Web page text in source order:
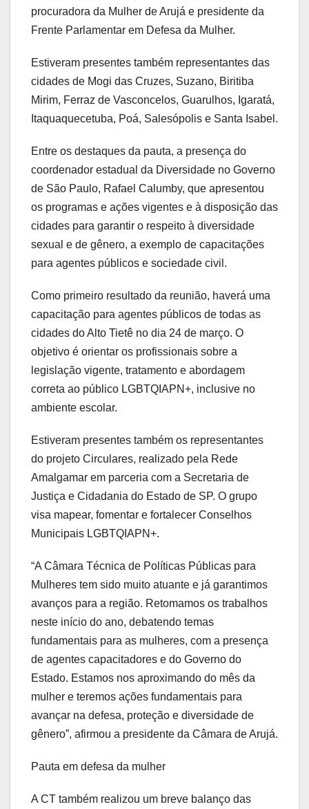
procuradora da Mulher de Arujá e presidente da
Frente Parlamentar em Defesa da Mulher.
Estiveram presentes também representantes das
cidades de Mogi das Cruzes, Suzano, Biritiba
Mirim, Ferraz de Vasconcelos, Guarulhos, Igaratá,
Itaquaquecetuba, Poá, Salesópolis e Santa Isabel.
Entre os destaques da pauta, a presença do
coordenador estadual da Diversidade no Governo
de São Paulo, Rafael Calumby, que apresentou
os programas e ações vigentes e à disposição das
cidades para garantir o respeito à diversidade
sexual e de gênero, a exemplo de capacitações
para agentes públicos e sociedade civil.
Como primeiro resultado da reunião, haverá uma
capacitação para agentes públicos de todas as
cidades do Alto Tietê no dia 24 de março. O
objetivo é orientar os profissionais sobre a
legislação vigente, tratamento e abordagem
correta ao público LGBTQIAPN+, inclusive no
ambiente escolar.
Estiveram presentes também os representantes
do projeto Circulares, realizado pela Rede
Amalgamar em parceria com a Secretaria de
Justiça e Cidadania do Estado de SP. O grupo
visa mapear, fomentar e fortalecer Conselhos
Municipais LGBTQIAPN+.
“A Câmara Técnica de Políticas Públicas para
Mulheres tem sido muito atuante e já garantimos
avanços para a região. Retomamos os trabalhos
neste início do ano, debatendo temas
fundamentais para as mulheres, com a presença
de agentes capacitadores e do Governo do
Estado. Estamos nos aproximando do mês da
mulher e teremos ações fundamentais para
avançar na defesa, proteção e diversidade de
gênero”, afirmou a presidente da Câmara de Arujá.
Pauta em defesa da mulher
A CT também realizou um breve balanço das